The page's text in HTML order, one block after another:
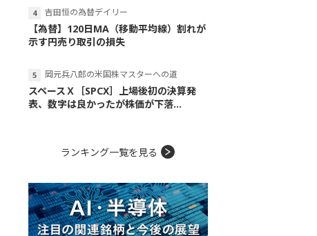
吉田恒の為替デイリー
【為替】120日MA（移動平均線）割れが
示す円売り取引の損失
岡元兵八郎の米国株マスターへの道
スペースＸ［SPCX］上場後初の決算発
表、数字は良かったが株価が下落...
ランキング一覧を見る